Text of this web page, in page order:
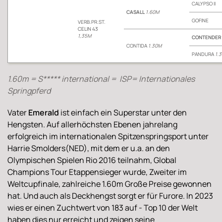
VERB.PR.ST.
CELIN 43
1,35M
CASALL 1.60M
CALYPSO II
GOFINE
CONTIDA 1.30M
CONTENDER
PANDURA
1.60m = S***** international = ISP= Internationales
Springpferd
VaterEmerald ist einfach ein Superstar unter den
Hengsten. Auf allerhöchsten Ebenen jahrelang
erfolgreich im internationalen Spitzenspringsport unter
Harrie Smolders(NED), mit dem er u.a. an den
Olympischen Spielen Rio 2016 teilnahm, Global
Champions Tour Etappensieger wurde, Zweiter im
Weltcupfinale, zahlreiche 1.60m Große Preise gewonnen
hat. Und auch als Deckhengst sorgt er für Furore. In 2023
wies er einen Zuchtwert von 183 auf - Top 10 der Welt
haben dies nur erreicht und zeigen seine